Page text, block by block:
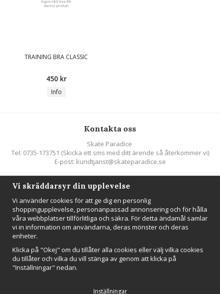
TRAINING BRA CLASSIC
450 kr
Info
Kontakta oss
Skate Paradice
Tel: 0735-173751 (Skicka ett sms med ditt ärende så återkommer vi)
E-post: kundtjanst@skateparadice.se
Följ oss
Anmäl mig
Vi skräddarsyr din upplevelse
Vi använder cookies för att ge dig en personlig
shoppingupplevelse, personanpassad annonsering och för hålla
våra webbplatser tillförlitliga och säkra. För detta ändamål samlar
vi in information om användarna, deras mönster och deras
enheter.
Klicka på "Okej" om du tillåter alla cookies eller välj vilka cookies
du tillåter och vilka du vill stänga av genom att klicka på
"Inställningar" nedan.
Inställningar